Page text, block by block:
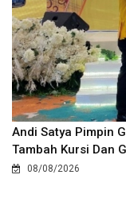
Andi Satya Pimpin
Tambah Kursi Dan
08/08/2026